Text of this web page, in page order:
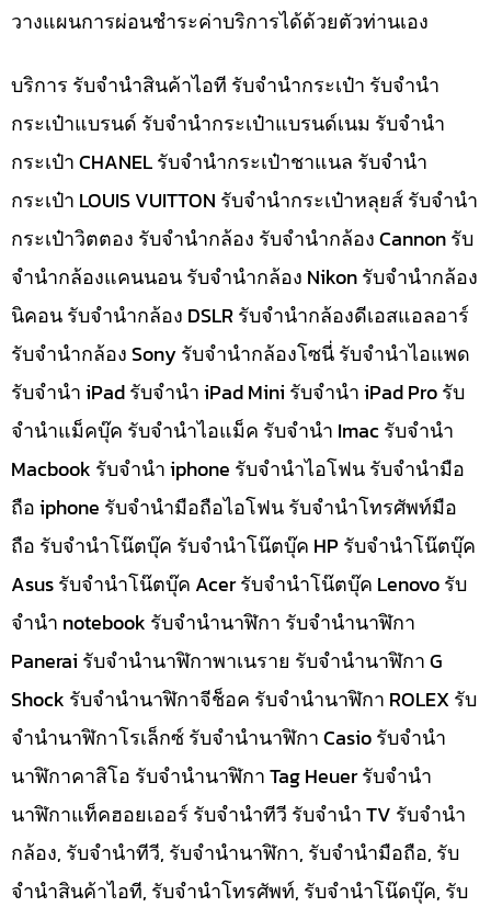
วางแผนการผ่อนชำระค่าบริการได้ด้วยตัวท่านเอง
บริการ รับจำนำสินค้าไอที รับจำนำกระเป๋า รับจำนำ
กระเป๋าแบรนด์ รับจำนำกระเป๋าแบรนด์เนม รับจำนำ
กระเป๋า CHANEL รับจำนำกระเป๋าชาแนล รับจำนำ
กระเป๋า LOUIS VUITTON รับจำนำกระเป๋าหลุยส์ รับจำนำ
กระเป๋าวิตตอง รับจำนำกล้อง รับจำนำกล้อง Cannon รับ
จำนำกล้องแคนนอน รับจำนำกล้อง Nikon รับจำนำกล้อง
นิคอน รับจำนำกล้อง DSLR รับจำนำกล้องดีเอสแอลอาร์
รับจำนำกล้อง Sony รับจำนำกล้องโซนี่ รับจำนำไอแพด
รับจำนำ iPad รับจำนำ iPad Mini รับจำนำ iPad Pro รับ
จำนำแม็คบุ๊ค รับจำนำไอแม็ค รับจำนำ Imac รับจำนำ
Macbook รับจำนำ iphone รับจำนำไอโฟน รับจำนำมือ
ถือ iphone รับจำนำมือถือไอโฟน รับจำนำโทรศัพท์มือ
ถือ รับจำนำโน๊ตบุ๊ค รับจำนำโน๊ตบุ๊ค HP รับจำนำโน๊ตบุ๊ค
Asus รับจำนำโน๊ตบุ๊ค Acer รับจำนำโน๊ตบุ๊ค Lenovo รับ
จำนำ notebook รับจำนำนาฬิกา รับจำนำนาฬิกา
Panerai รับจำนำนาฬิกาพาเนราย รับจำนำนาฬิกา G
Shock รับจำนำนาฬิกาจีช็อค รับจำนำนาฬิกา ROLEX รับ
จำนำนาฬิกาโรเล็กซ์ รับจำนำนาฬิกา Casio รับจำนำ
นาฬิกาคาสิโอ รับจำนำนาฬิกา Tag Heuer รับจำนำ
นาฬิกาแท็คฮอยเออร์ รับจำนำทีวี รับจำนำ TV รับจำนำ
กล้อง, รับจำนำทีวี, รับจำนำนาฬิกา, รับจำนำมือถือ, รับ
จำนำสินค้าไอที, รับจำนำโทรศัพท์, รับจำนำโน๊ดบุ๊ค, รับ